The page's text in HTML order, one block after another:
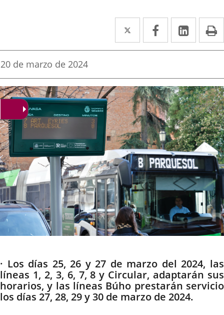
Twitter
Enlace
a
aplicación
externa.
Facebook
Enlace
a
aplicación
externa.
Enlace
a
Fecha
la
noticia
20 de marzo de 2024
Descripción
· Los días 25, 26 y 27 de marzo del 2024, las
líneas 1, 2, 3, 6, 7, 8 y Circular, adaptarán sus
horarios, y las líneas Búho prestarán servicio
los días 27, 28, 29 y 30 de marzo de 2024.